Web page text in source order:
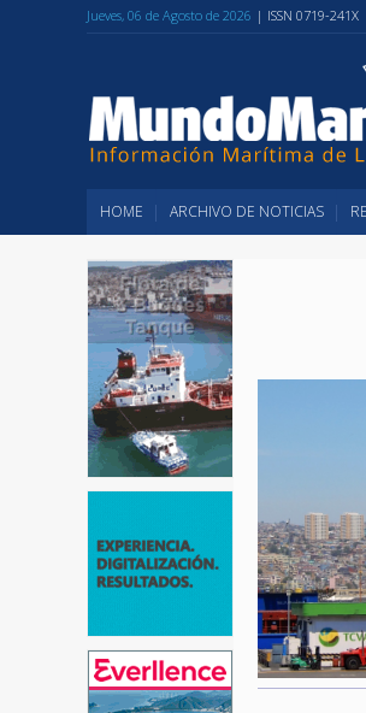
Jueves, 06 de Agosto de 2026 | ISSN 0719-241X
HOME ARCHIVO DE NOTICIAS